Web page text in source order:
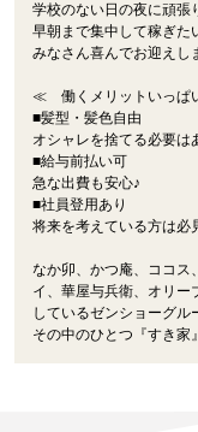
学校のない日の夜に頑張
早朝まで集中して稼ぎた
みなさん喜んでお迎えし
≪ 働くメリットいっ
■髪型・髪色自由
オシャレを捨てる必要は
■給与前払い可
急な出費も安心♪
■社員登用あり
将来を考えている方は必
なか卯、かつ庵、ココス
イ、華屋与兵衛、オリー
しているゼンショーグル
その中のひとつ『すき家